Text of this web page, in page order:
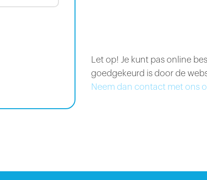
Let op! Je kunt pas online
goedgekeurd is door de
Neem dan contact met ons